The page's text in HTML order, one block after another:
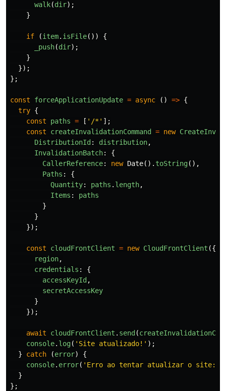
walk(dir);
}
if (item. isFile())
{
_push(dir);
}
});
};
const forceApplicationUpdate = async () => {
try {
const
paths = [ ' /* ' ];
const
createInvalidationCommand = new
DistributionId : distribution,
InvalidationBatch:
{
CallerReference: new Date(). toString(),
Paths :
{
Quantity: paths . length,
Items :
paths
}
}
});
const cloudFrontClient = new CloudFrontClient ({
region,
credentials :
{
accessKeyId ,
secretAccessKey
}
});
await cloudFrontClient . send (
console. log( ' Site atualizado! ' );
}
catch (error)
{
console. error( ' Erro ao tentar atualizar o site:
}
};